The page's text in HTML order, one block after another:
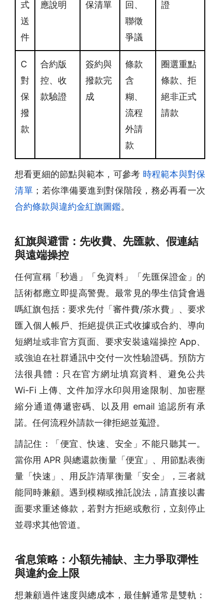
式
送
件
應說明 保清單
回、
聯徵
爭議
證
C
對
保
撥
款
合約版
控、收
款驗證
簽約與
撥款完
成
條款
含
糊、
流程
外請
款
圈選重點
條款、拒
絕非正式
請款
想看更細的節點與範本，可參考 時程範本與對保
清單 ；若你準備要進到對保階段，務必再看一次
合約條款與違約金紅旗圖鑑。
紅旗與避雷：先收費、先匯款、假連結
與遠端操控
任何宣稱「秒過」「免資料」「先匯保證金」的
話術都應立即提高警覺。最常見的學生信貸會過
嗎紅旗包括：要求先付「審件費/茶水費」、要求
匯入個人帳戶、拒絕提供正式收據或合約、導向
短網址或非官方頁面、要求安裝遠端操控 App、
或強迫在社群通訊中交付一次性驗證碼。預防方
法很具體：只在官方網址填寫資料、避免公共
Wi-Fi 上傳、文件加浮水印與用途限制、加密壓
縮分通道傳遞密碼、以及用 email 追認所有承
諾。任何流程外請款一律拒絕並蒐證。
請記住：「便宜、快速、安全」不能只聽其一。
當你用 APR 與總還款衡量「便宜」、用節點表衡
量「快速」、用反詐清單衡量「安全」，三者就
能同時兼顧。遇到模糊或推託說法，請直接以書
面要求重述條款，若對方拒絕或敷衍，立刻停止
並尋求其他管道。
省息策略：小額先補缺、主力爭取彈性
與違約金上限
想兼顧過件速度與總成本，最佳解通常是雙軌：